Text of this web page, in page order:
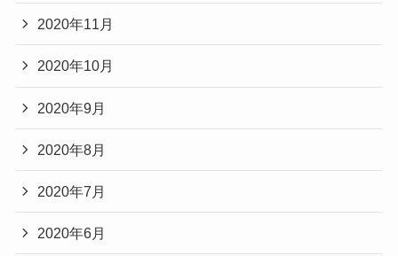
2020年11月
2020年10月
2020年9月
2020年8月
2020年7月
2020年6月